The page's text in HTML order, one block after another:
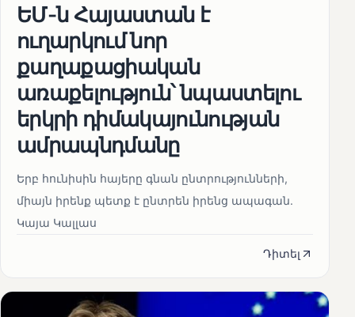
ԵՄ-ն Հայաստան է
ուղարկում նոր
քաղաքացիական
առաքելություն՝ նպաստելու
երկրի դիմակայունության
ամրապնդմանը
Երբ հունիսին հայերը գնան ընտրությունների,
միայն իրենք պետք է ընտրեն իրենց ապագան.
Կայա Կալլաս
Դիտել